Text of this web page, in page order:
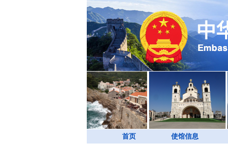
首页 使馆信息